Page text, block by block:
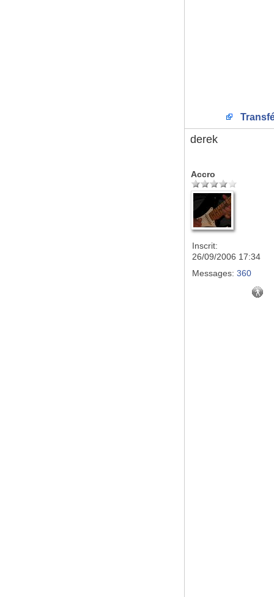
derek
Accro
Inscrit:
26/09/2006 17:34
Messages: 360